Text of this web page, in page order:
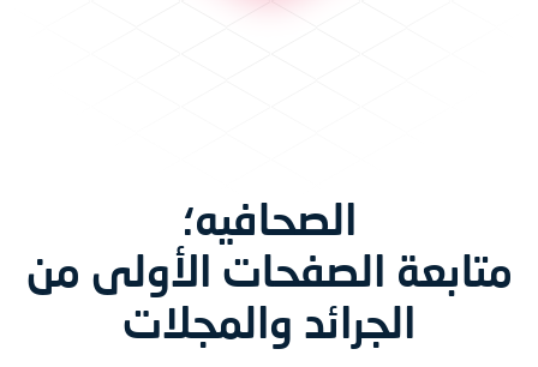
الصحافیه؛
متابعة الصفحات الأولى من
الجرائد والمجلات